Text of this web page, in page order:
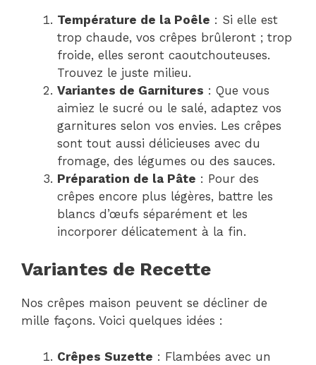
Température de la Poêle : Si elle est
trop chaude, vos crêpes brûleront ; trop
froide, elles seront caoutchouteuses.
Trouvez le juste milieu.
Variantes de Garnitures : Que vous
aimiez le sucré ou le salé, adaptez vos
garnitures selon vos envies. Les crêpes
sont tout aussi délicieuses avec du
fromage, des légumes ou des sauces.
Préparation de la Pâte : Pour des
crêpes encore plus légères, battre les
blancs d’œufs séparément et les
incorporer délicatement à la fin.
Variantes de Recette
Nos crêpes maison peuvent se décliner de
mille façons. Voici quelques idées :
Crêpes Suzette : Flambées avec un